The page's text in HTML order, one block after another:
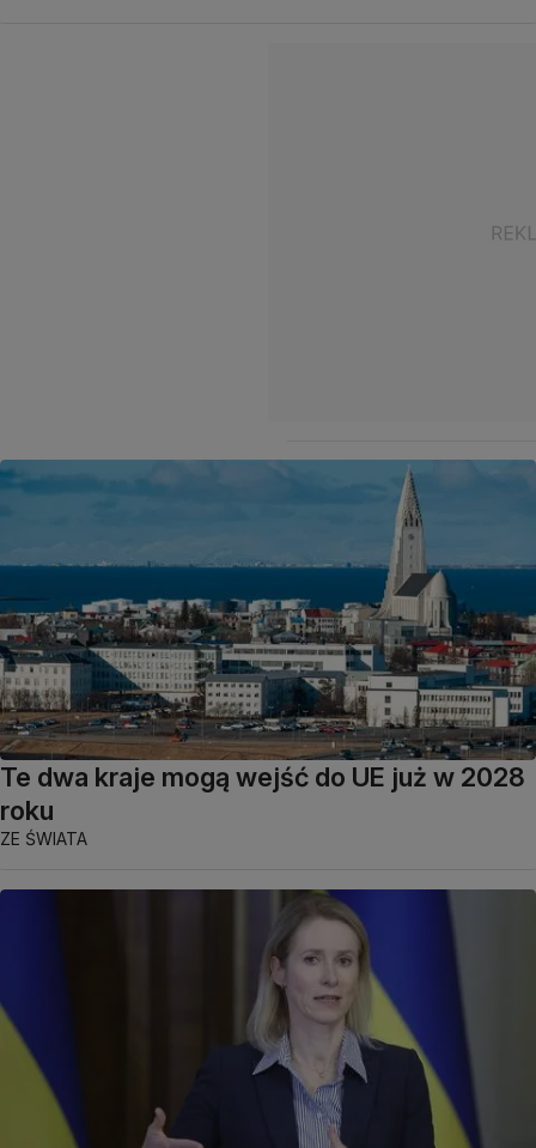
Te dwa kraje mogą wejść do UE już w 2028
roku
ZE ŚWIATA